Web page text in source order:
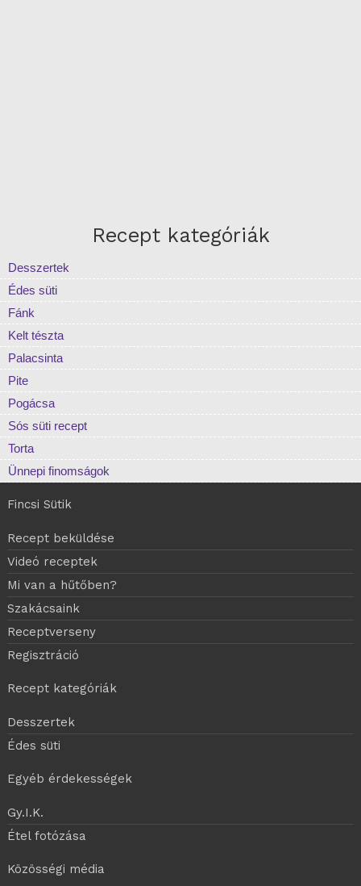
Recept kategóriák
Desszertek
Édes süti
Fánk
Kelt tészta
Palacsinta
Pite
Pogácsa
Sós süti recept
Torta
Ünnepi finomságok
Fincsi Sütik
Recept beküldése
Videó receptek
Mi van a hűtőben?
Szakácsaink
Receptverseny
Regisztráció
Recept kategóriák
Desszertek
Édes süti
Egyéb érdekességek
Gy.I.K.
Étel fotózása
Közösségi média